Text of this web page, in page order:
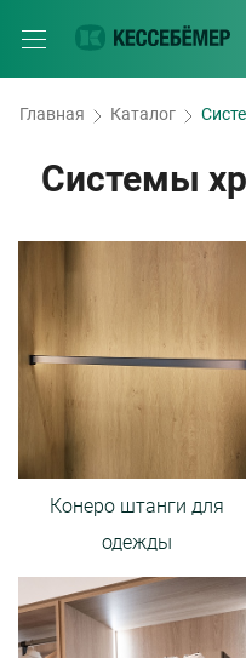
Главная Каталог
Системы
Конеро штанги для
одежды